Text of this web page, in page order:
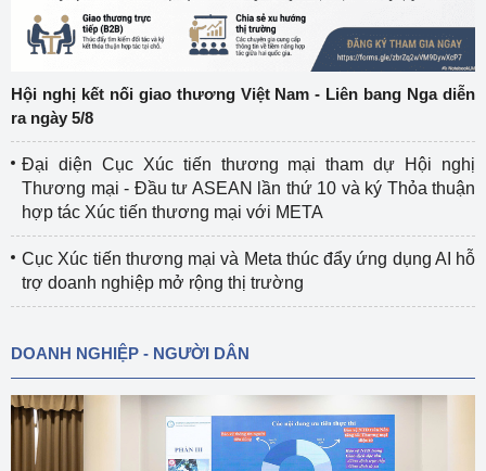
Hội nghị kết nối giao thương Việt Nam - Liên bang Nga diễn
ra ngày 5/8
Đại diện Cục Xúc tiến thương mại tham dự Hội nghị
Thương mại - Đầu tư ASEAN lần thứ 10 và ký Thỏa thuận
hợp tác Xúc tiến thương mại với META
Cục Xúc tiến thương mại và Meta thúc đẩy ứng dụng AI hỗ
trợ doanh nghiệp mở rộng thị trường
DOANH NGHIỆP - NGƯỜI DÂN